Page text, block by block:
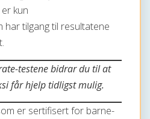
kun
tilgang til resultatene
testene bidrar du til at
får hjelp tidligst mulig.
er sertifisert for barne-